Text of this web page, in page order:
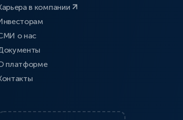
в компании
о нас
платформе